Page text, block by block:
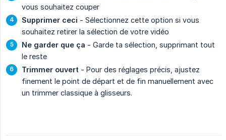
vous souhaitez couper
Supprimer ceci - Sélectionnez cette option si vous
souhaitez retirer la sélection de votre vidéo
Ne garder que ça - Garde ta sélection, supprimant tout
le reste
Trimmer ouvert - Pour des réglages précis, ajustez
finement le point de départ et de fin manuellement avec
un trimmer classique à glisseurs.